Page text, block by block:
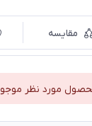
مقایسه
مورد نظر